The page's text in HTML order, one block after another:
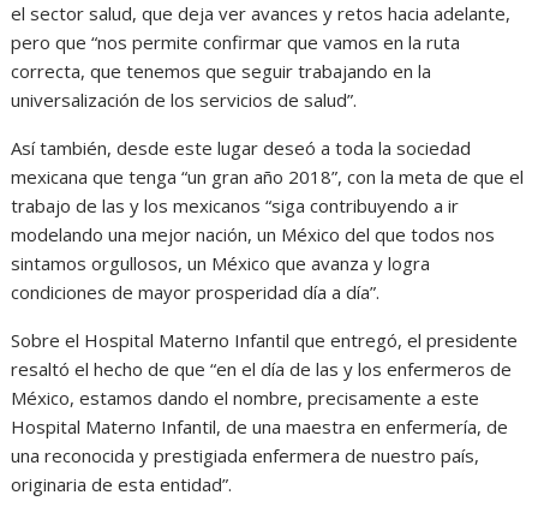
el sector salud, que deja ver avances y retos hacia adelante,
pero que “nos permite confirmar que vamos en la ruta
correcta, que tenemos que seguir trabajando en la
universalización de los servicios de salud”.
Así también, desde este lugar deseó a toda la sociedad
mexicana que tenga “un gran año 2018”, con la meta de que el
trabajo de las y los mexicanos “siga contribuyendo a ir
modelando una mejor nación, un México del que todos nos
sintamos orgullosos, un México que avanza y logra
condiciones de mayor prosperidad día a día”.
Sobre el Hospital Materno Infantil que entregó, el presidente
resaltó el hecho de que “en el día de las y los enfermeros de
México, estamos dando el nombre, precisamente a este
Hospital Materno Infantil, de una maestra en enfermería, de
una reconocida y prestigiada enfermera de nuestro país,
originaria de esta entidad”.